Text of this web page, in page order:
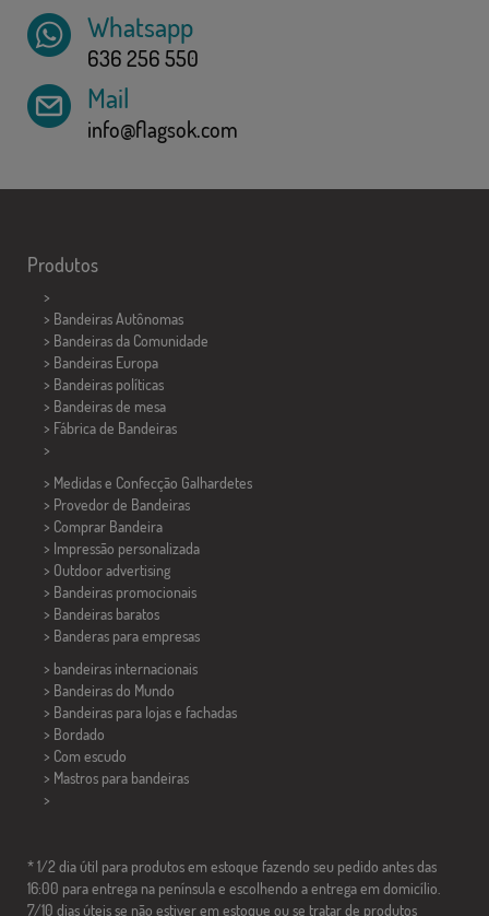
Whatsapp
636 256 550
Mail
info@flagsok.com
Produtos
>
> Bandeiras Autônomas
> Bandeiras da Comunidade
> Bandeiras Europa
> Bandeiras políticas
> Bandeiras de mesa
> Fábrica de Bandeiras
>
> Medidas e Confecção Galhardetes
> Provedor de Bandeiras
> Comprar Bandeira
> Impressão personalizada
> Outdoor advertising
> Bandeiras promocionais
> Bandeiras baratos
> Banderas para empresas
> bandeiras internacionais
> Bandeiras do Mundo
> Bandeiras para lojas e fachadas
> Bordado
> Com escudo
> Mastros para bandeiras
>
* 1/2 dia útil para produtos em estoque fazendo seu pedido antes das
16:00 para entrega na península e escolhendo a entrega em domicílio.
7/10 dias úteis se não estiver em estoque ou se tratar de produtos